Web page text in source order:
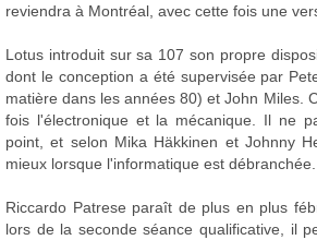
reviendra à Montréal, avec cette fois une
Lotus introduit sur sa 107 son propre
dont le conception a été supervisée par
matière dans les années 80) et John Miles.
fois l'électronique et la mécanique. Il ne
point, et selon Mika Häkkinen et Johnny
mieux lorsque l'informatique est débranchée.
Riccardo Patrese paraît de plus en plus
lors de la seconde séance qualificative, il